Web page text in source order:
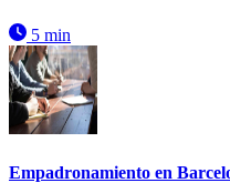
5 min
Empadronamiento en